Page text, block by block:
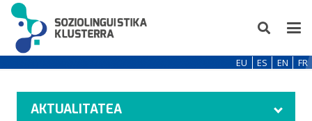
EU ES EN FR
AKTUALITATEA